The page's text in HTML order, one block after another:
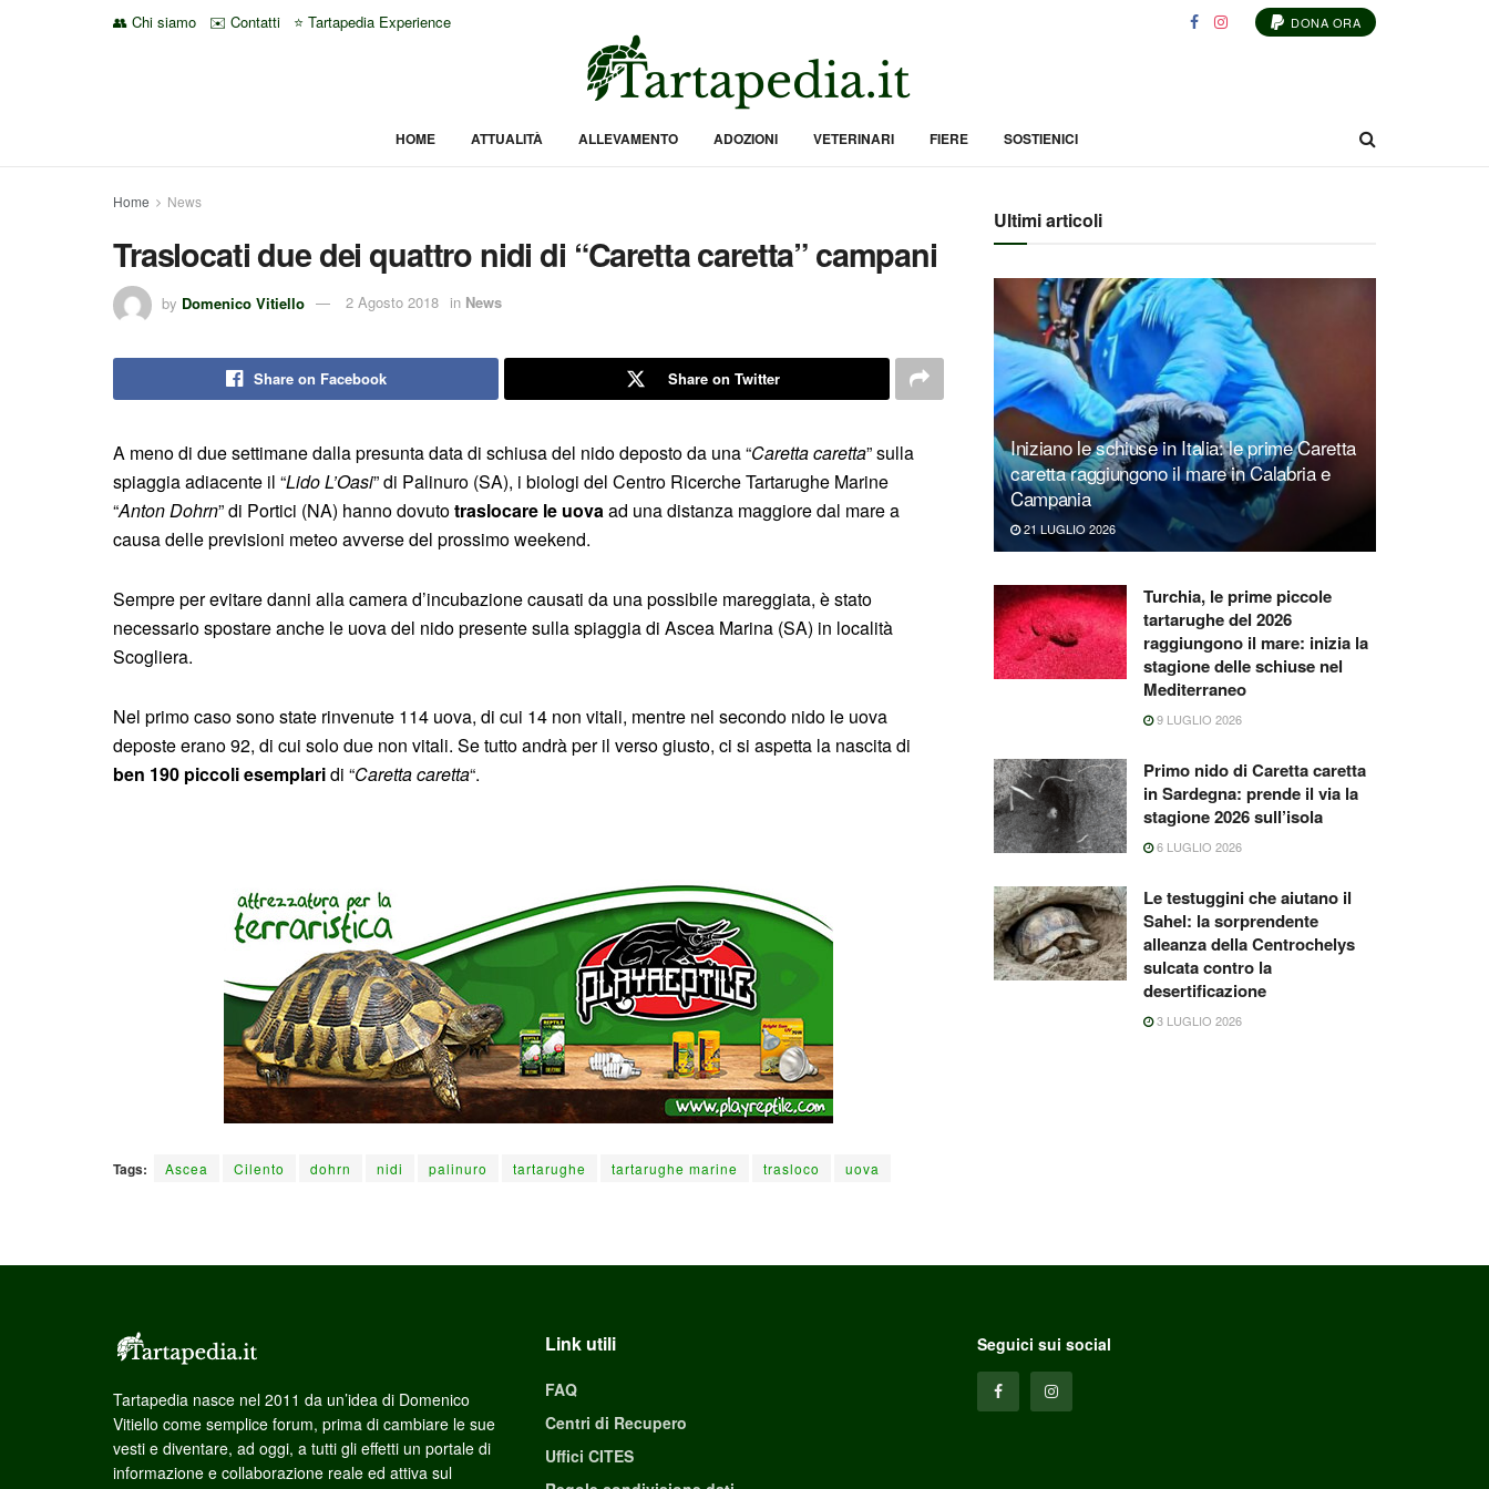
👥 Chi siamo ✉️ Contatti ⭐ Tartapedia Experience DONA ORA
HOME ATTUALITÀ ALLEVAMENTO ADOZIONI VETERINARI FIERE SOSTIENICI
Home News
Traslocati due dei quattro nidi di “Caretta caretta” campani
by Domenico Vitiello 2 Agosto 2018 in News
Share on Facebook Share on Twitter
A meno di due settimane dalla presunta data di schiusa del nido deposto da una “Caretta caretta” sulla
spiaggia adiacente il “Lido L’Oasi” di Palinuro (SA), i biologi del Centro Ricerche Tartarughe Marine
“Anton Dohrn” di Portici (NA) hanno dovutotraslocare le uova ad una distanza maggiore dal mare a
causa delle previsioni meteo avverse del prossimo weekend.
Sempre per evitare danni alla camera d’incubazione causati da una possibile mareggiata, è stato
necessario spostare anche le uova del nido presente sulla spiaggia di Ascea Marina (SA) in località
Scogliera.
Nel primo caso sono state rinvenute 114 uova, di cui 14 non vitali, mentre nel secondo nido le uova
deposte erano 92, di cui solo due non vitali. Se tutto andrà per il verso giusto, ci si aspetta la nascita di
ben 190 piccoli esemplaridi “Caretta caretta“.
Tags: Ascea Cilento dohrn nidi palinuro tartarughe tartarughe marine trasloco uova
Ultimi articoli
Iniziano le schiuse in Italia: le prime Caretta
caretta raggiungono il mare in Calabria e
Campania
21 LUGLIO 2026
Turchia, le prime piccole
tartarughe del 2026
raggiungono il mare: inizia la
stagione delle schiuse nel
Mediterraneo
9 LUGLIO 2026
Primo nido di Caretta caretta
in Sardegna: prende il via la
stagione 2026 sull’isola
6 LUGLIO 2026
Le testuggini che aiutano il
Sahel: la sorprendente
alleanza della Centrochelys
sulcata contro la
desertificazione
3 LUGLIO 2026
Tartapedia nasce nel 2011 da un’idea di Domenico
Vitiello come semplice forum, prima di cambiare le sue
vesti e diventare, ad oggi, a tutti gli effetti un portale di
informazione e collaborazione reale ed attiva sul
Link utili
FAQ
Centri di Recupero
Uffici CITES
Seguici sui social